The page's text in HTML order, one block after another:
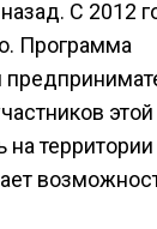
С 2012
Программа
этой
на территории